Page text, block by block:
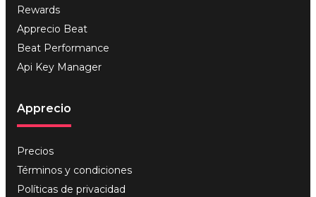
Rewards
Apprecio Beat
Beat Performance
Api Key Manager
Apprecio
Precios
Términos y condiciones
Políticas de privacidad